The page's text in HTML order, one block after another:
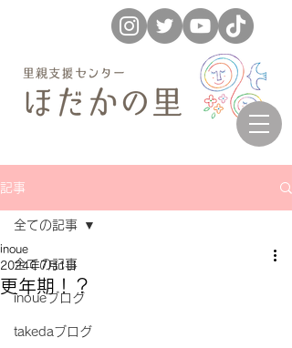
記事
全ての記事
inoueブログ
takedaブログ
全ての記事
更年期！？
inoue
2024年7月1日